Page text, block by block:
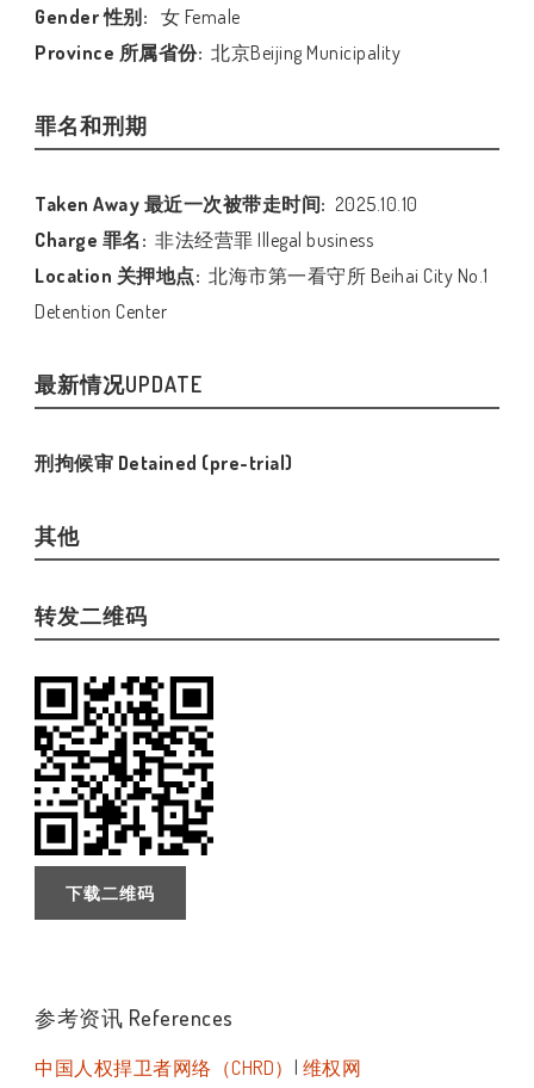
Gender 性别: 女 Female
Province 所属省份: 北京Beijing Municipality
罪名和刑期
Taken Away 最近一次被带走时间: 2025.10.10
Charge 罪名: 非法经营罪 Illegal business
Location 关押地点: 北海市第一看守所 Beihai City No.1
Detention Center
最新情况UPDATE
刑拘候审 Detained (pre-trial)
其他
转发二维码
下载二维码
参考资讯 References
中国人权捍卫者网络（CHRD） 维权网